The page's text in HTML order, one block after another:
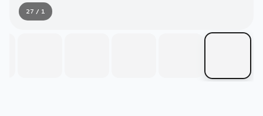
1 / 27